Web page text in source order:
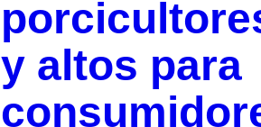
y altos para